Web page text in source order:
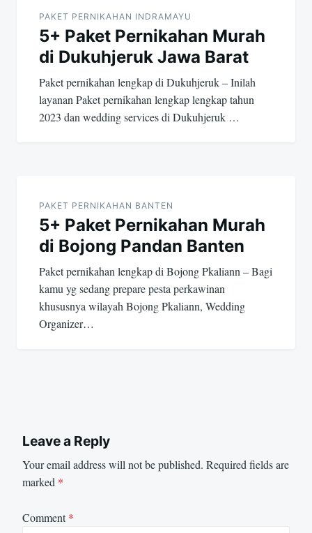
navigation
PAKET PERNIKAHAN INDRAMAYU
5+ Paket Pernikahan Murah
di Dukuhjeruk Jawa Barat
Paket pernikahan lengkap di Dukuhjeruk – Inilah
layanan Paket pernikahan lengkap lengkap tahun
2023 dan wedding services di Dukuhjeruk …
PAKET PERNIKAHAN BANTEN
5+ Paket Pernikahan Murah
di Bojong Pandan Banten
Paket pernikahan lengkap di Bojong Pkaliann – Bagi
kamu yg sedang prepare pesta perkawinan
khususnya wilayah Bojong Pkaliann, Wedding
Organizer…
Leave a Reply
Your email address will not be published. Required fields are
marked *
Comment*